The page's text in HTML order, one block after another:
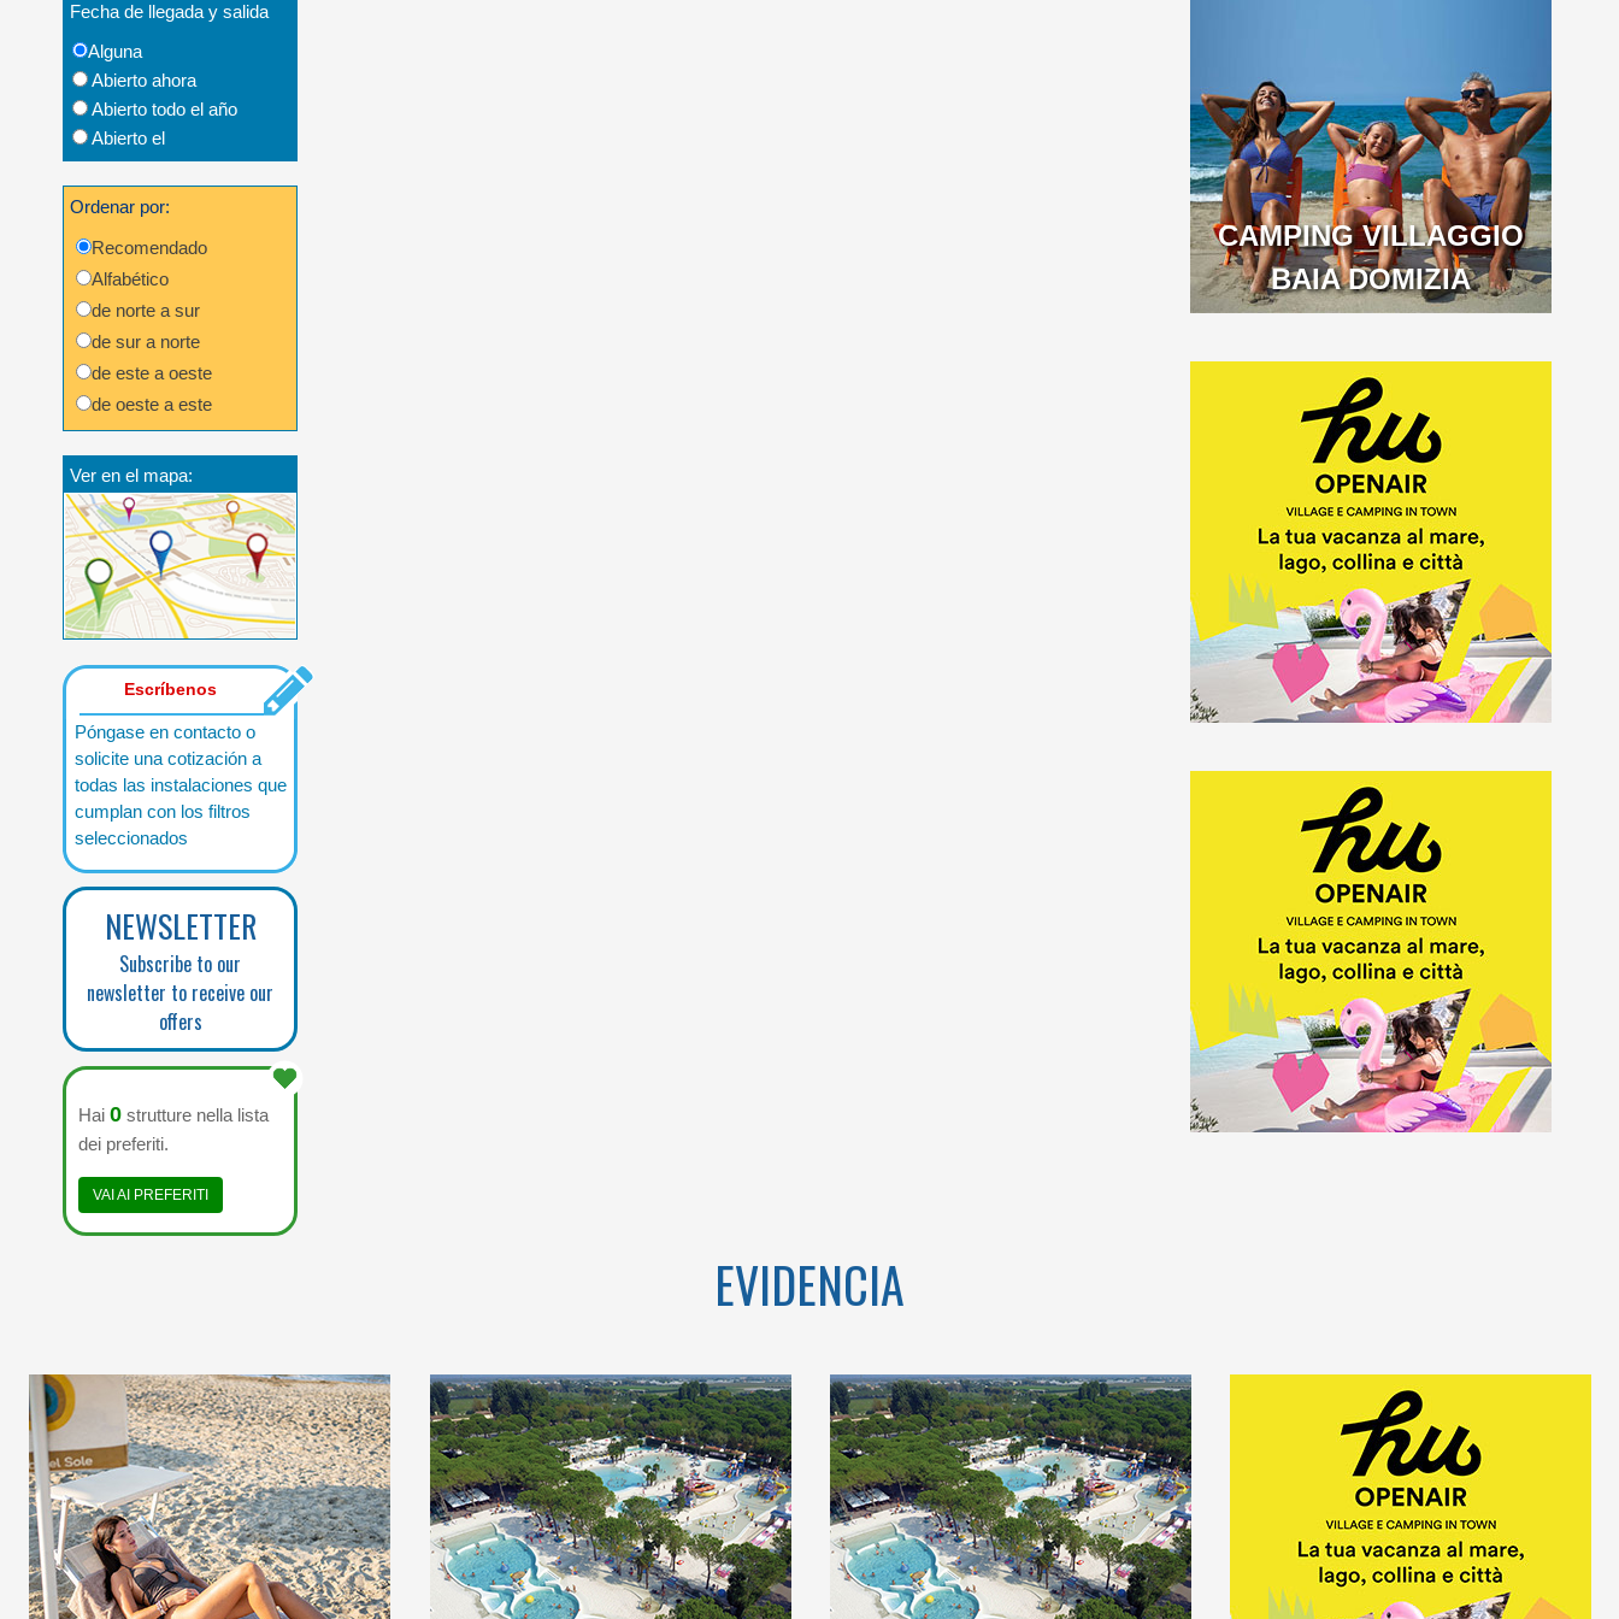
Fecha de llegada y salida
Alguna
Abierto ahora
Abierto todo el año
Abierto el
Ordenar por:
Recomendado
Alfabético
de norte a sur
de sur a norte
de este a oeste
de oeste a este
Ver en el mapa:
Escríbenos
Póngase en contacto o
solicite una cotización a
todas las instalaciones que
cumplan con los filtros
seleccionados
NEWSLETTER
Subscribe to our
newsletter to receive our
offers
Hai 0 strutture nella lista
dei preferiti.
VAI AI PREFERITI
CAMPING VILLAGGIO
BAIA DOMIZIA
EVIDENCIA
WELCOME TO THE
FIRST 5 STAR CAMPING
IN ITALY
WELCOME TO THE
FIRST 5 STAR CAMPING
IN ITALY